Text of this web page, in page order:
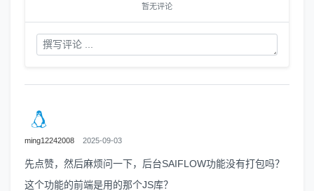
暂无评论
ming12242008 2025-09-03
先点赞，然后麻烦问一下，后台SAIFLOW功能没有打包吗？
这个功能的前端是用的那个JS库？